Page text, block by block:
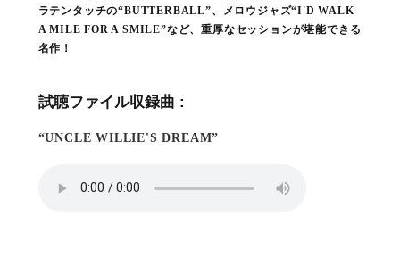
ラテンタッチの“BUTTERBALL”、メロウジャズ“I'D WALK
A MILE FOR A SMILE”など、重厚なセッションが堪能できる
名作！
試聴ファイル収録曲 :
“UNCLE WILLIE'S DREAM”